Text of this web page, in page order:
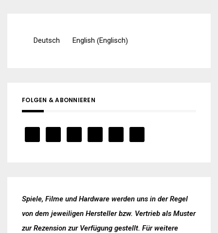
Deutsch English (Englisch)
FOLGEN & ABONNIEREN
Spiele, Filme und Hardware werden uns in der Regel
von dem jeweiligen Hersteller bzw. Vertrieb als Muster
zur Rezension zur Verfügung gestellt. Für weitere